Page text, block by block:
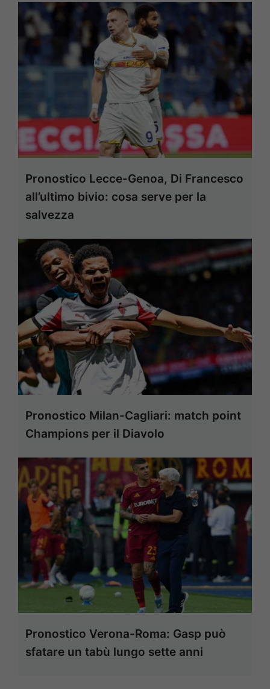
Pronostico Lecce-Genoa, Di Francesco
all’ultimo bivio: cosa serve per la
salvezza
Pronostico Milan-Cagliari: match point
Champions per il Diavolo
Pronostico Verona-Roma: Gasp può
sfatare un tabù lungo sette anni